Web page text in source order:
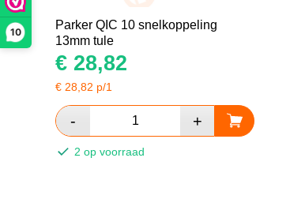
10
Parker QIC 10 snelkoppeling
13mm tule
€ 28,82
€ 28,82 p/1
2 op voorraad